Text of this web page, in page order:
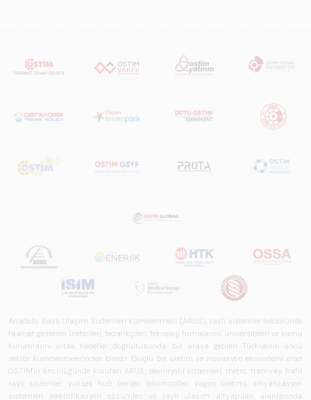
Anadolu Raylı Ulaşım Sistemleri Kümelenmesi (ARUS), raylı sistemler sektöründe
faaliyet gösteren üreticileri, tedarikçileri, teknoloji firmalarını, üniversiteleri ve kamu
kurumlarını ortak hedefler doğrultusunda bir araya getiren Türkiye'nin öncü
sektör kümelenmelerinden biridir. Güçlü bir üretim ve inovasyon ekosistemi olan
OSTİM'in öncülüğünde kurulan ARUS; demiryolu sistemleri, metro, tramvay, hafif
raylı sistemler, yüksek hızlı trenler, lokomotifler, vagon üretimi, sinyalizasyon
sistemleri, elektrifikasyon çözümleri ve raylı ulaşım altyapıları alanlarında